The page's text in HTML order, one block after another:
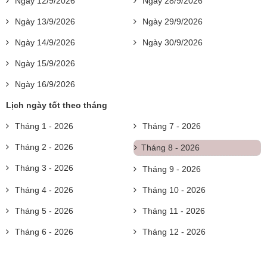
Ngày 13/9/2026
Ngày 14/9/2026
Ngày 15/9/2026
Ngày 16/9/2026
Ngày 29/9/2026
Ngày 30/9/2026
Lịch ngày tốt theo tháng
Tháng 1 - 2026
Tháng 2 - 2026
Tháng 3 - 2026
Tháng 4 - 2026
Tháng 5 - 2026
Tháng 6 - 2026
Tháng 7 - 2026
Tháng 8 - 2026
Tháng 9 - 2026
Tháng 10 - 2026
Tháng 11 - 2026
Tháng 12 - 2026